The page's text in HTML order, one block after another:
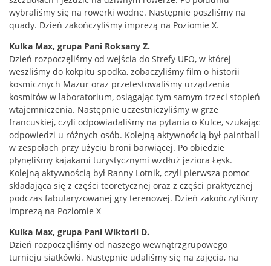
wybraliśmy się na rowerki wodne. Następnie poszliśmy na
quady. Dzień zakończyliśmy imprezą na Poziomie X.
Kulka Max, grupa Pani Roksany Z.
Dzień rozpoczęliśmy od wejścia do Strefy UFO, w której
weszliśmy do kokpitu spodka, zobaczyliśmy film o historii
kosmicznych Mazur oraz przetestowaliśmy urządzenia
kosmitów w laboratorium, osiągając tym samym trzeci stopień
wtajemniczenia. Następnie uczestniczyliśmy w grze
francuskiej, czyli odpowiadaliśmy na pytania o Kulce, szukając
odpowiedzi u różnych osób. Kolejną aktywnością był paintball
w zespołach przy użyciu broni barwiącej. Po obiedzie
płynęliśmy kajakami turystycznymi wzdłuż jeziora Łęsk.
Kolejną aktywnością był Ranny Lotnik, czyli pierwsza pomoc
składająca się z części teoretycznej oraz z części praktycznej
podczas fabularyzowanej gry terenowej. Dzień zakończyliśmy
imprezą na Poziomie X
Kulka Max, grupa Pani Wiktorii D.
Dzień rozpoczęliśmy od naszego wewnątrzgrupowego
turnieju siatkówki. Następnie udaliśmy się na zajęcia, na